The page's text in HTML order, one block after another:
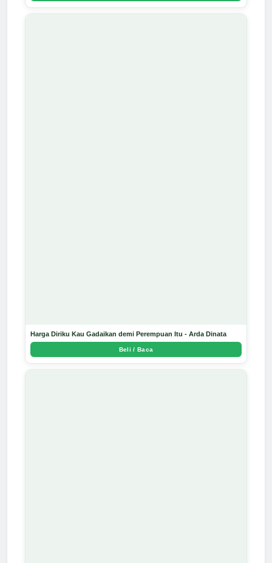
Harga Diriku Kau Gadaikan demi Perempuan Itu - Arda Dinata
Beli / Baca